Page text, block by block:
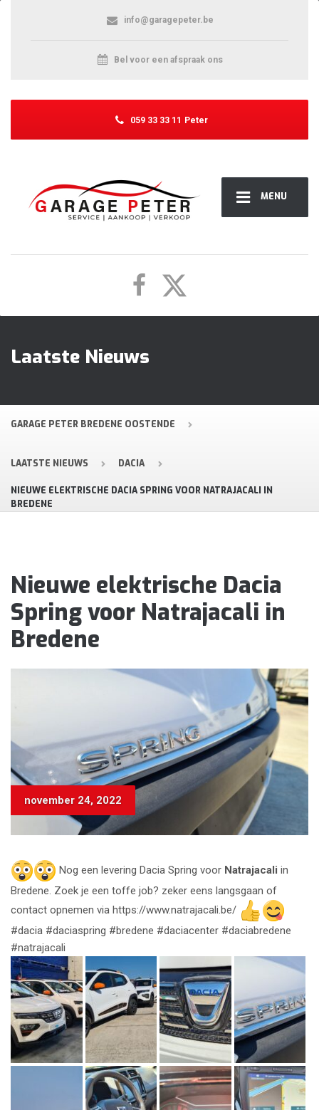
MENU
info@garagepeter.be
Bel voor een afspraak ons
059 33 33 11 Peter
Laatste Nieuws
GARAGE PETER BREDENE OOSTENDE
LAATSTE NIEUWS DACIA
NIEUWE ELEKTRISCHE DACIA SPRING VOOR NATRAJACALI IN
BREDENE
Nieuwe elektrische Dacia
Spring voor Natrajacali in
Bredene
november 24, 2022
Nog een levering Dacia Spring voor Natrajacali in
Bredene. Zoek je een toffe job? zeker eens langsgaan of
contact opnemen via https://www.natrajacali.be/
#dacia #daciaspring #bredene #daciacenter #daciabredene
#natrajacali